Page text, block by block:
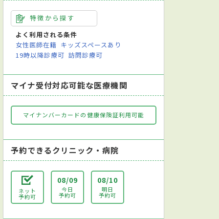
特徴から探す
よく利用される条件
女性医師在籍 キッズスペースあり
19時以降診療可 訪問診療可
マイナ受付対応可能な医療機関
マイナンバーカードの健康保険証利用可能
予約できるクリニック・病院
ネット
予約可
08/09
今日
予約可
08/10
明日
予約可